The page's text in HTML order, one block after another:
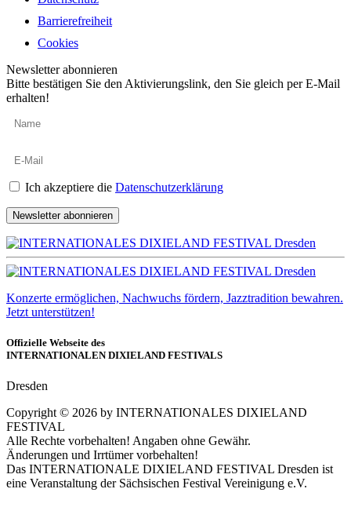
Barrierefreiheit
Cookies
Newsletter abonnieren
Bitte bestätigen Sie den Aktivierungslink, den Sie gleich per E-Mail
erhalten!
Ich akzeptiere die Datenschutzerklärung
Newsletter abonnieren
Konzerte ermöglichen, Nachwuchs fördern, Jazztradition bewahren.
Jetzt unterstützen!
Offizielle Webseite des
INTERNATIONALEN DIXIELAND FESTIVALS
Dresden
Copyright © 2026 by INTERNATIONALES DIXIELAND
FESTIVAL
Alle Rechte vorbehalten! Angaben ohne Gewähr.
Änderungen und Irrtümer vorbehalten!
Das INTERNATIONALE DIXIELAND FESTIVAL Dresden ist
eine Veranstaltung der Sächsischen Festival Vereinigung e.V.